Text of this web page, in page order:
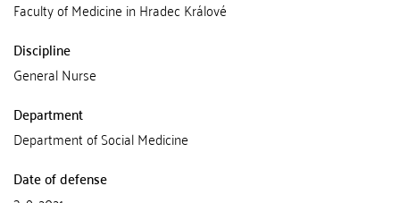
Faculty of Medicine in Hradec Králové
Discipline
General Nurse
Department
Department of Social Medicine
Date of defense